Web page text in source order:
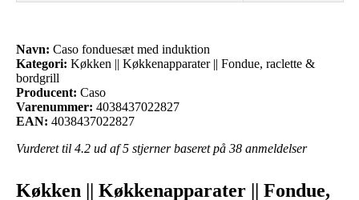
Navn: Caso fonduesæt med induktion
Kategori: Køkken || Køkkenapparater || Fondue, raclette &
bordgrill
Producent: Caso
Varenummer: 4038437022827
EAN: 4038437022827
Vurderet til 4.2 ud af 5 stjerner baseret på 38 anmeldelser
Køkken || Køkkenapparater || Fondue,